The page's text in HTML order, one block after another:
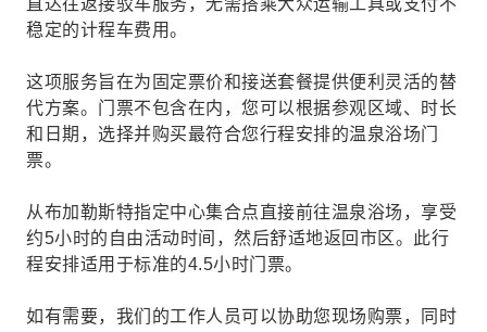
直达往返接驳车服务，无需搭乘大众运输工具或支付不
稳定的计程车费用。
这项服务旨在为固定票价和接送套餐提供便利灵活的替
代方案。门票不包含在内，您可以根据参观区域、时长
和日期，选择并购买最符合您行程安排的温泉浴场门
票。
从布加勒斯特指定中心集合点直接前往温泉浴场，享受
约5小时的自由活动时间，然后舒适地返回市区。此行
程安排适用于标准的4.5小时门票。
如有需要，我们的工作人员可以协助您现场购票，同时